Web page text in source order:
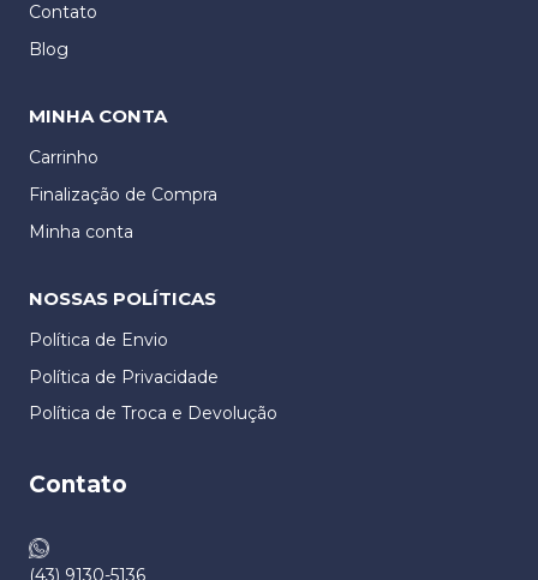
Contato
Blog
MINHA CONTA
Carrinho
Finalização de Compra
Minha conta
NOSSAS POLÍTICAS
Política de Envio
Política de Privacidade
Política de Troca e Devolução​
Contato
(43) 9130-5136